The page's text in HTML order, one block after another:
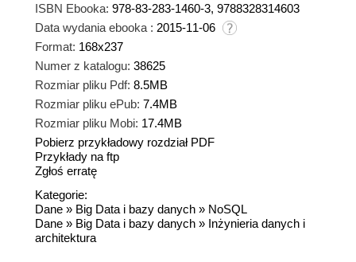
ISBN Ebooka: 978-83-283-1460-3, 9788328314603
Data wydania ebooka : 2015-11-06
Format: 168x237
Numer z katalogu: 38625
Rozmiar pliku Pdf: 8.5MB
Rozmiar pliku ePub: 7.4MB
Rozmiar pliku Mobi: 17.4MB
Pobierz przykładowy rozdział PDF
Przykłady na ftp
Zgłoś erratę
Kategorie:
Dane » Big Data i bazy danych » NoSQL
Dane » Big Data i bazy danych » Inżynieria danych i
architektura